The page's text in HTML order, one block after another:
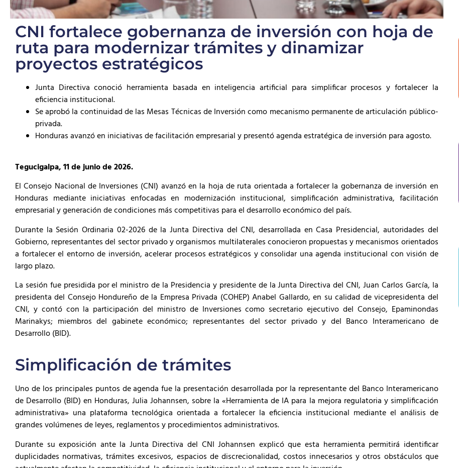
CNI fortalece gobernanza de inversión con hoja de
ruta para modernizar trámites y dinamizar
proyectos estratégicos
Junta Directiva conoció herramienta basada en inteligencia artificial para simplificar procesos y fortalecer la
eficiencia institucional.
Se aprobó la continuidad de las Mesas Técnicas de Inversión como mecanismo permanente de articulación público-
privada.
Honduras avanzó en iniciativas de facilitación empresarial y presentó agenda estratégica de inversión para agosto.
Tegucigalpa, 11 de junio de 2026.
El Consejo Nacional de Inversiones (CNI) avanzó en la hoja de ruta orientada a fortalecer la gobernanza de inversión en
Honduras mediante iniciativas enfocadas en modernización institucional, simplificación administrativa, facilitación
empresarial y generación de condiciones más competitivas para el desarrollo económico del país.
Durante la Sesión Ordinaria 02-2026 de la Junta Directiva del CNI, desarrollada en Casa Presidencial, autoridades del
Gobierno, representantes del sector privado y organismos multilaterales conocieron propuestas y mecanismos orientados
a fortalecer el entorno de inversión, acelerar procesos estratégicos y consolidar una agenda institucional con visión de
largo plazo.
La sesión fue presidida por el ministro de la Presidencia y presidente de la Junta Directiva del CNI, Juan Carlos García, la
presidenta del Consejo Hondureño de la Empresa Privada (COHEP) Anabel Gallardo, en su calidad de vicepresidenta del
CNI, y contó con la participación del ministro de Inversiones como secretario ejecutivo del Consejo, Epaminondas
Marinakys; miembros del gabinete económico; representantes del sector privado y del Banco Interamericano de
Desarrollo (BID).
Simplificación de trámites
Uno de los principales puntos de agenda fue la presentación desarrollada por la representante del Banco Interamericano
de Desarrollo (BID) en Honduras, Julia Johannsen, sobre la «Herramienta de IA para la mejora regulatoria y simplificación
administrativa» una plataforma tecnológica orientada a fortalecer la eficiencia institucional mediante el análisis de
grandes volúmenes de leyes, reglamentos y procedimientos administrativos.
Durante su exposición ante la Junta Directiva del CNI Johannsen explicó que esta herramienta permitirá identificar
duplicidades normativas, trámites excesivos, espacios de discrecionalidad, costos innecesarios y otros obstáculos que